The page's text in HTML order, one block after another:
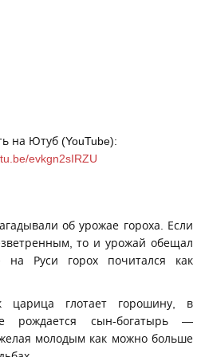
на Ютуб (YouTube):
evkgn2sIRZU
об урожае гороха. Если
то и урожай обещал
на Руси горох почитался как
царица глотает горошину, в
рождается сын-богатырь —
молодым как можно больше